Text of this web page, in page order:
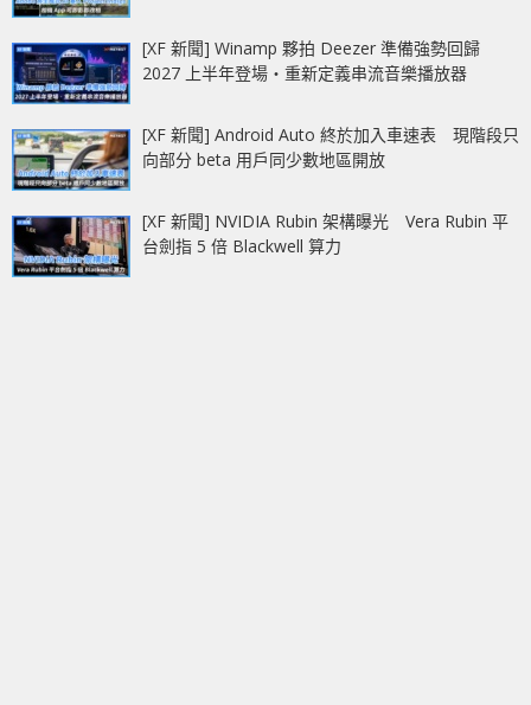
[XF 新聞] Winamp 夥拍 Deezer 準備強勢回歸
2027 上半年登場‧重新定義串流音樂播放器
[XF 新聞] Android Auto 終於加入車速表 現階段只
向部分 beta 用戶同少數地區開放
[XF 新聞] NVIDIA Rubin 架構曝光 Vera Rubin 平
台劍指 5 倍 Blackwell 算力